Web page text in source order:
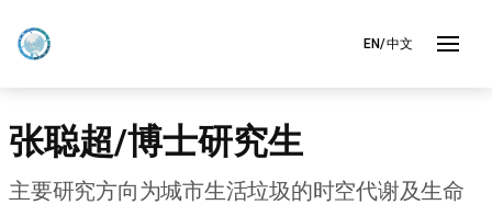
EN/中文
张聪超/博士研究生
主要研究方向为城市生活垃圾的时空代谢及生命